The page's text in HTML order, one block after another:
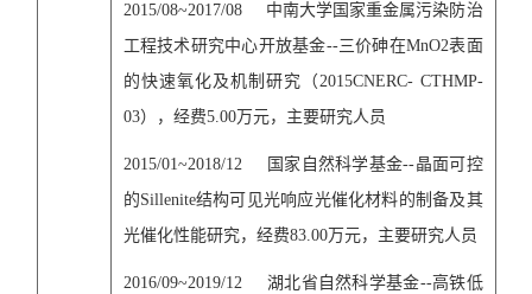
2015/08~2017/08
中南大学国家重金属污染防治
工程技术研究中心开放基金--三价砷在MnO2表面
的快速氧化及机制研究（2015CNERC- CTHMP-
03），经费5.00万元，主要研究人员
2015/01~2018/12 国家自然科学基金--晶面可控
的Sillenite结构可见光响应光催化材料的制备及其
光催化性能研究，经费83.00万元，主要研究人员
2016/09~2019/12 湖北省自然科学基金--高铁低